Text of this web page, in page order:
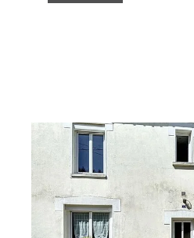
ST NICOLAS DE REDON 44
98 m
, 5 pièces
Ref : 23317
Maison à vendre
159 500 €